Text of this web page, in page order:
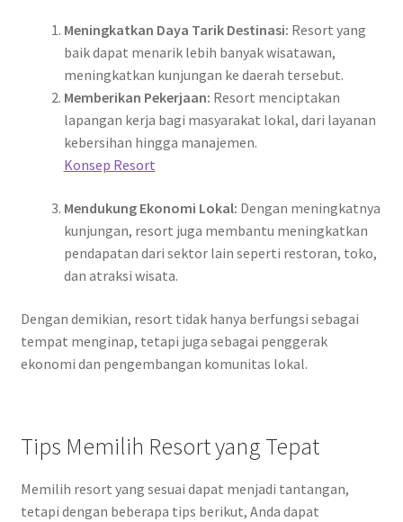
Meningkatkan Daya Tarik Destinasi: Resort yang
baik dapat menarik lebih banyak wisatawan,
meningkatkan kunjungan ke daerah tersebut.
Memberikan Pekerjaan: Resort menciptakan
lapangan kerja bagi masyarakat lokal, dari layanan
kebersihan hingga manajemen.
Konsep Resort
Mendukung Ekonomi Lokal: Dengan meningkatnya
kunjungan, resort juga membantu meningkatkan
pendapatan dari sektor lain seperti restoran, toko,
dan atraksi wisata.
Dengan demikian, resort tidak hanya berfungsi sebagai
tempat menginap, tetapi juga sebagai penggerak
ekonomi dan pengembangan komunitas lokal.
Tips Memilih Resort yang Tepat
Memilih resort yang sesuai dapat menjadi tantangan,
tetapi dengan beberapa tips berikut, Anda dapat